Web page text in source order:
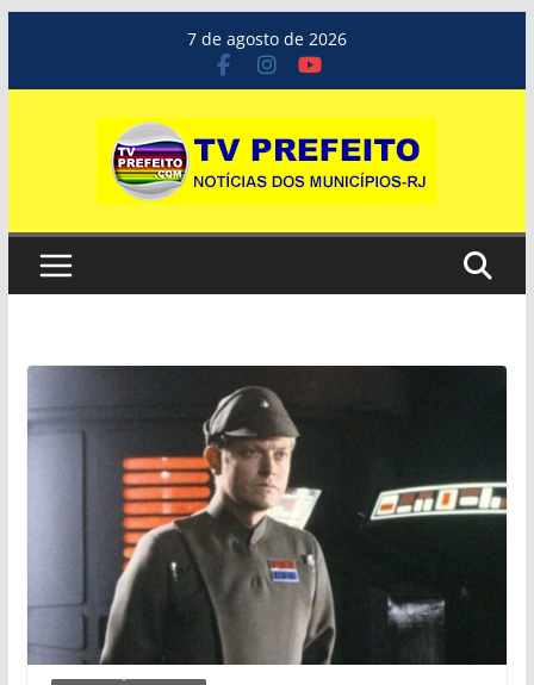
o
7 de agosto de 2026